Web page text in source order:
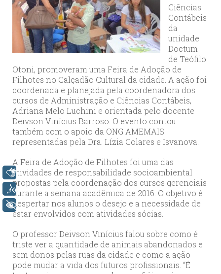
Ciências
Contábeis
da
unidade
Doctum
de Teófilo
Otoni, promoveram uma Feira de Adoção de
Filhotes no Calçadão Cultural da cidade. A ação foi
coordenada e planejada pela coordenadora dos
cursos de Administração e Ciências Contábeis,
Adriana Melo Luchini e orientada pelo docente
Deivson Vinícius Barroso. O evento contou
também com o apoio da ONG AMEMAIS
representadas pela Dra. Lízia Colares e Isvanova.
A Feira de Adoção de Filhotes foi uma das
atividades de responsabilidade socioambiental
propostas pela coordenação dos cursos gerenciais
durante a semana acadêmica de 2016. O objetivo é
despertar nos alunos o desejo e a necessidade de
estar envolvidos com atividades sócias.
O professor Deivson Vinícius falou sobre como é
triste ver a quantidade de animais abandonados e
sem donos pelas ruas da cidade e como a ação
pode mudar a vida dos futuros profissionais. “É
Libras
Voz
+ Acessibilidade